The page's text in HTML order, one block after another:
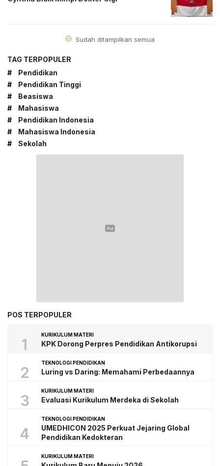
Sudah ditampilkan semua
TAG TERPOPULER
#
Pendidikan
#
Pendidikan Tinggi
#
Beasiswa
#
Mahasiswa
#
Pendidikan Indonesia
#
Mahasiswa Indonesia
#
Sekolah
POS TERPOPULER
1
KURIKULUM MATERI
KPK Dorong Perpres Pendidikan Antikorupsi
2
TEKNOLOGI PENDIDIKAN
Luring vs Daring: Memahami Perbedaannya
3
KURIKULUM MATERI
Evaluasi Kurikulum Merdeka di Sekolah
4
TEKNOLOGI PENDIDIKAN
UMEDHICON 2025 Perkuat Jejaring Global
Pendidikan Kedokteran
KURIKULUM MATERI